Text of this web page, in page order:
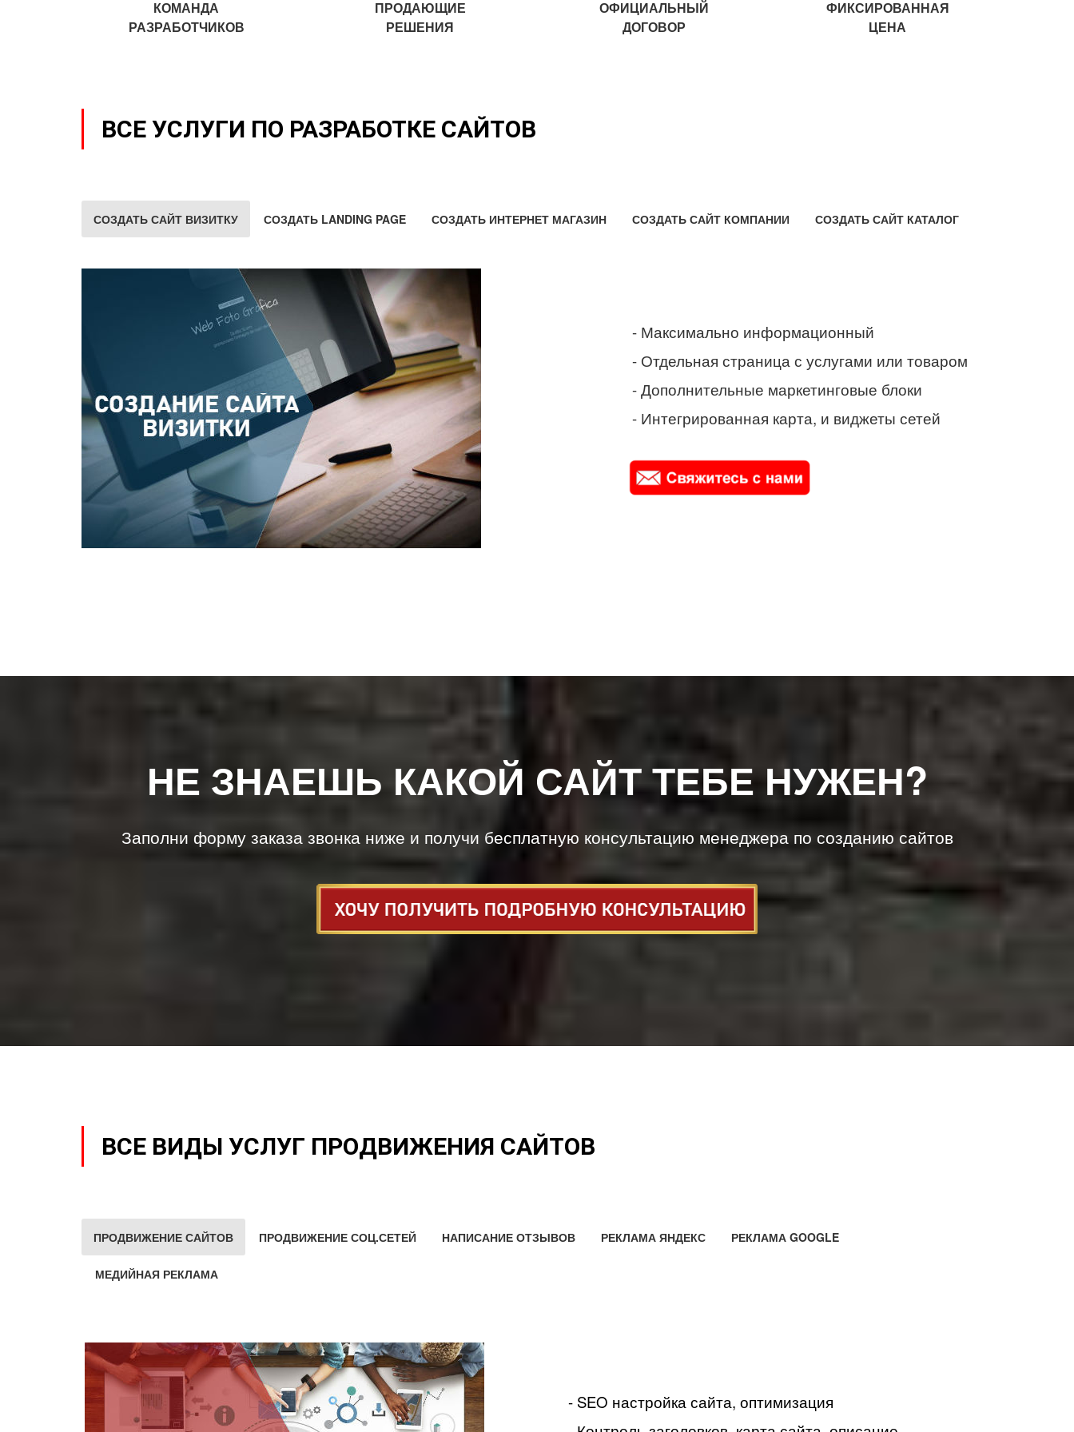
КОМАНДА
РАЗРАБОТЧИКОВ
ПРОДАЮЩИЕ
РЕШЕНИЯ
ОФИЦИАЛЬНЫЙ
ДОГОВОР
ФИКСИРОВАННАЯ
ЦЕНА
ВСЕ УСЛУГИ ПО РАЗРАБОТКЕ САЙТОВ
СОЗДАТЬ САЙТ ВИЗИТКУ СОЗДАТЬ LANDING PAGE СОЗДАТЬ ИНТЕРНЕТ МАГАЗИН СОЗДАТЬ САЙТ КОМПАНИИ СОЗДАТЬ САЙТ КАТАЛОГ
- Максимально информационный
- Отдельная страница с услугами или товаром
- Дополнительные маркетинговые блоки
- Интегрированная карта, и виджеты сетей
НЕ ЗНАЕШЬ КАКОЙ САЙТ ТЕБЕ НУЖЕН?
Заполни форму заказа звонка ниже и получи бесплатную консультацию менеджера по созданию сайтов
ВСЕ ВИДЫ УСЛУГ ПРОДВИЖЕНИЯ САЙТОВ
ПРОДВИЖЕНИЕ САЙТОВ ПРОДВИЖЕНИЕ СОЦ.СЕТЕЙ НАПИСАНИЕ ОТЗЫВОВ РЕКЛАМА ЯНДЕКС РЕКЛАМА GOOGLE
МЕДИЙНАЯ РЕКЛАМА
- SEO настройка сайта, оптимизация